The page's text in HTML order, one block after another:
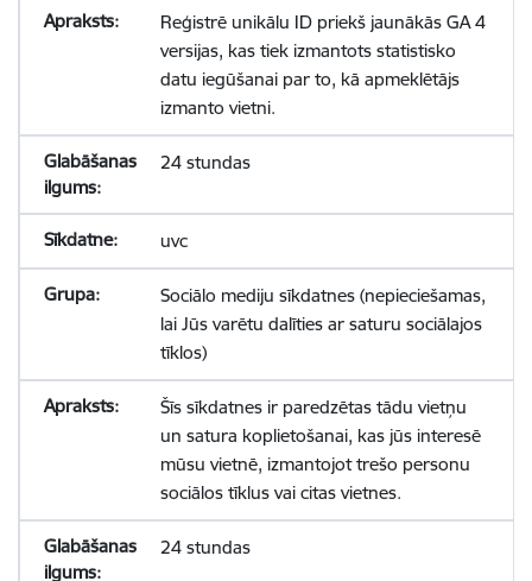
Reģistrē unikālu ID priekš jaunākās GA 4
versijas, kas tiek izmantots statistisko
datu iegūšanai par to, kā apmeklētājs
izmanto vietni.
24 stundas
uvc
Sociālo mediju sīkdatnes (nepieciešamas,
lai Jūs varētu dalīties ar saturu sociālajos
tīklos)
Šīs sīkdatnes ir paredzētas tādu vietņu
un satura koplietošanai, kas jūs interesē
mūsu vietnē, izmantojot trešo personu
sociālos tīklus vai citas vietnes.
24 stundas